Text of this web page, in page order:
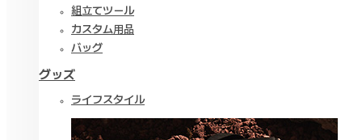
組立てツール
カスタム用品
バッグ
グッズ
ライフスタイル